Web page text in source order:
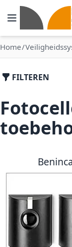
Ga naar de
Toggle Nav
Home
FILTEREN